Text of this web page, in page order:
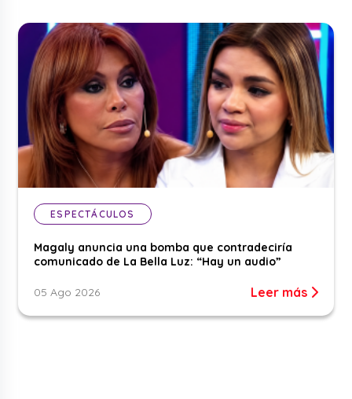
ESPECTÁCULOS
Magaly anuncia una bomba que contradeciría
comunicado de La Bella Luz: “Hay un audio”
05 Ago 2026 Leer más